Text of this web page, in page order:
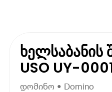
ხელსაბანის
USO UY-
დომინო • Domino